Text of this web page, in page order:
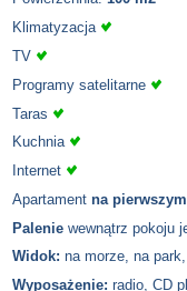
Klimatyzacja
TV
Programy satelitarne
Taras
Kuchnia
Internet
Apartament na
Palenie wewnątrz pokoju
Widok: na morze, na
Wyposażenie: radio, CD